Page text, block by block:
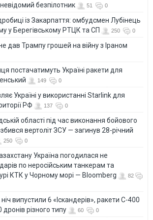
безпілотник
51 0
із Закарпаття: омбудсмен Лубінець
у Берегівському РТЦК та СП
250 0
дав Трампу грошей на війну з Іраном
постачатимуть Україні ракети для
149 0
Україні у використанні Starlink для
РФ
137 0
області під час виконання бойового
вертоліт ЗСУ — загинув 28-річний
250 0
Україна погодилася не
по неросійським танкерам та
КТК у Чорному морі — Bloomberg
82
випустили 6 «Іскандерів», ракети С-400
різного типу
60 0